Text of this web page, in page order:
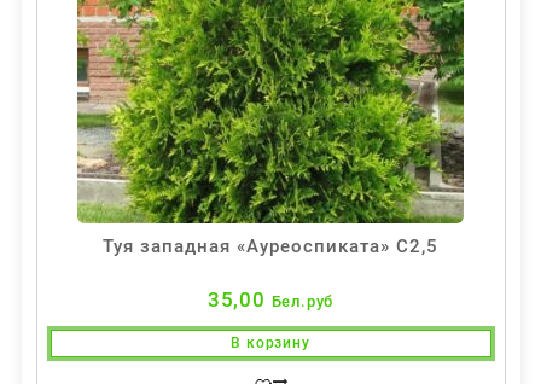
Туя западная «Ауреоспиката» С2,5
35,00 Бел.руб
В корзину